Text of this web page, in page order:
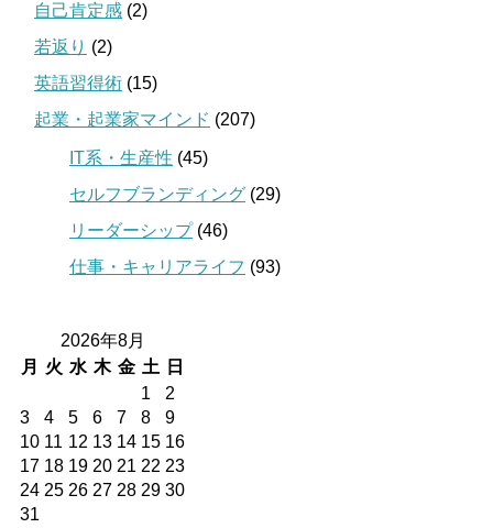
自己肯定感 (2)
若返り (2)
英語習得術 (15)
起業・起業家マインド (207)
IT系・生産性 (45)
セルフブランディング (29)
リーダーシップ(46)
仕事・キャリアライフ (93)
2026年8月
月
火 水 木 金 土
日
1
2
3
4 5 6 7 8
9
10 11 12 13 14 15 16
17 18 19 20 21 22 23
24 25 26 27 28 29 30
31